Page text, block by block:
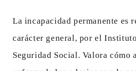
La incapacidad permanente es
carácter general, por el
Seguridad Social. Valora cómo